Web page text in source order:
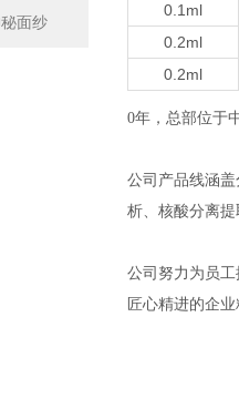
面纱
0.1ml
0.2ml
0.2ml
0年，总部位于
公司产品线涵
析、核酸分离
公司努力为员
匠心精进的企